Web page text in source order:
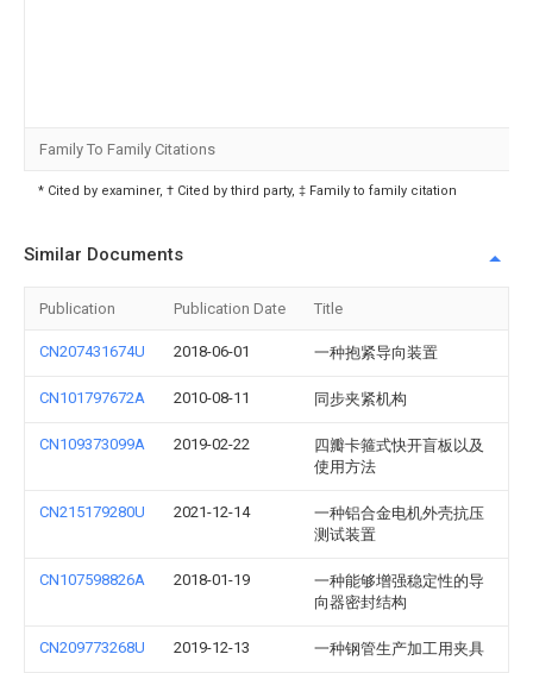
Family To Family Citations
* Cited by examiner, † Cited by third party, ‡ Family to family citation
Similar Documents
Publication Publication Date Title
CN207431674U 2018-06-01 一种抱紧导向装置
CN101797672A 2010-08-11 同步夹紧机构
CN109373099A 2019-02-22
四瓣卡箍式快开盲板以及
使用方法
CN215179280U 2021-12-14
一种铝合金电机外壳抗压
测试装置
CN107598826A 2018-01-19
一种能够增强稳定性的导
向器密封结构
CN209773268U 2019-12-13 一种钢管生产加工用夹具